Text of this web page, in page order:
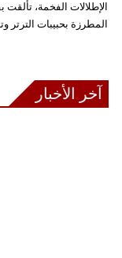
الإطلالات الفخمة،
المطرزة بحبيبات الترتر
آخر الأخبار